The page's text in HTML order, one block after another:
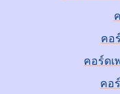
คอ
คอร์ดเ
คอ